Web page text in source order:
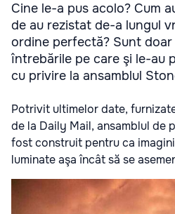
Cine le-a pus acolo? Cum
de au rezistat de-a lungul
ordine perfectă? Sunt
întrebările pe care şi le-au
cu privire la ansamblul
Potrivit ultimelor date,
de la Daily Mail, ansamblul de
fost construit pentru ca
luminate aşa încât să se